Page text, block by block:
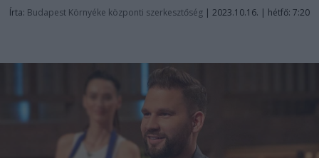
Írta: Budapest Környéke központi szerkesztőség | 2023.10.16. | hétfő: 7:20